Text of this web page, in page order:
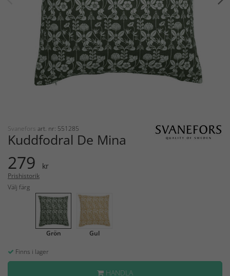
Svanefors art. nr: 551285
Kuddfodral De Mina
279 kr
Prishistorik
Välj färg
Grön Gul
Finns i lager
HANDLA